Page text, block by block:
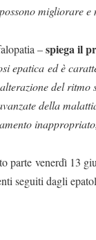
migliorare
–spiega il
epatica ed è
del
della
parte venerdì 13
seguiti dagli